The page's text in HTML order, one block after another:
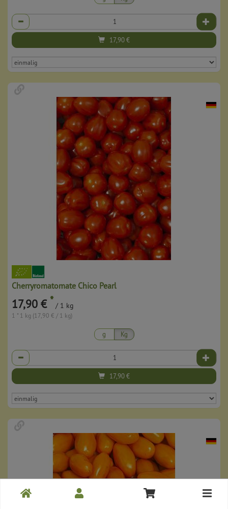
Anzahl
17,90€
Cherryromatomate Chico Pearl
17,90 € * / 1 kg
1 * 1 kg (17,90 € / 1 kg)
g Kg
Anzahl
17,90€
Toggle